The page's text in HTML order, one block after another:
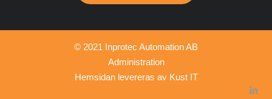
© 2021 Inprotec Automation AB
Administration
Hemsidan levereras av Kust IT